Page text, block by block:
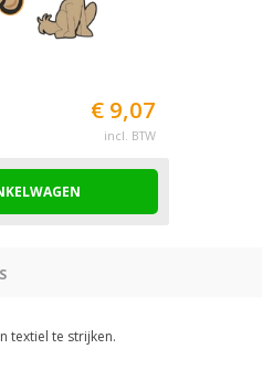
€ 9,07
incl. BTW
textiel te strijken.